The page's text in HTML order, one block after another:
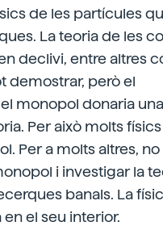
de les partícules
La teoria de les
declivi, entre altres
demostrar, però el
monopol donaria una
Per això molts
Per a molts altres,
i investigar la
banals. La
el seu interior.